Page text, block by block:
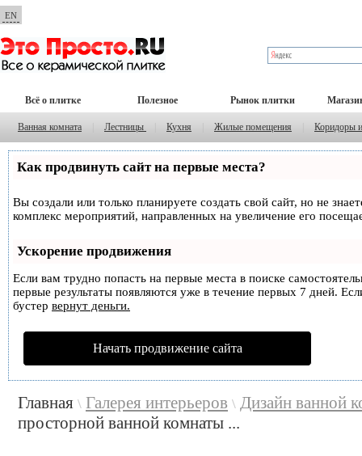
EN
Всё о плитке Полезное Рынок плитки
Ванная комната Лестницы Кухня Жилые помещения Коридоры
Как продвинуть сайт на первые места?
Вы создали или только планируете создать свой сайт, но не
комплекс мероприятий, направленных на увеличение его
Ускорение продвижения
Если вам трудно попасть на первые места в поиске
первые результаты появляются уже в течение первых 7 дней.
бустер вернут деньги.
Начать продвижение сайта
Главная \ Галерея интерьеров \ Дизайн ванной
просторной ванной комнаты ...